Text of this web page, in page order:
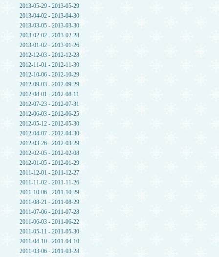
2013-05-29 - 2013-05-29
2013-04-02 - 2013-04-30
2013-03-05 - 2013-03-30
2013-02-02 - 2013-02-28
2013-01-02 - 2013-01-26
2012-12-03 - 2012-12-28
2012-11-01 - 2012-11-30
2012-10-06 - 2012-10-29
2012-09-03 - 2012-09-29
2012-08-01 - 2012-08-11
2012-07-23 - 2012-07-31
2012-06-03 - 2012-06-25
2012-05-12 - 2012-05-30
2012-04-07 - 2012-04-30
2012-03-26 - 2012-03-29
2012-02-05 - 2012-02-08
2012-01-05 - 2012-01-29
2011-12-01 - 2011-12-27
2011-11-02 - 2011-11-26
2011-10-06 - 2011-10-29
2011-08-21 - 2011-08-29
2011-07-06 - 2011-07-28
2011-06-03 - 2011-06-22
2011-05-11 - 2011-05-30
2011-04-10 - 2011-04-10
2011-03-06 - 2011-03-28